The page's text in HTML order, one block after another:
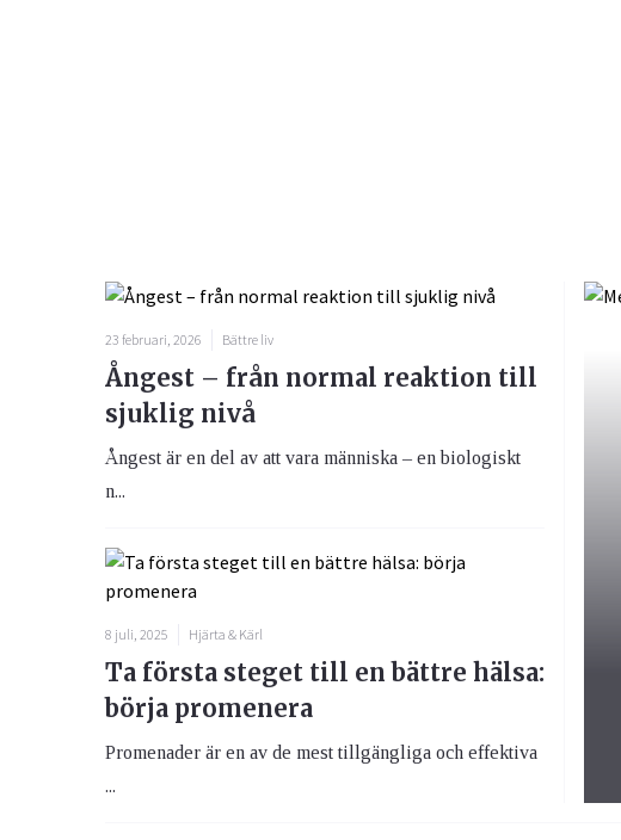
23 februari, 2026 Bättre liv
Ångest – från normal reaktion till
sjuklig nivå
Ångest är en del av att vara människa – en biologiskt
n...
8 juli, 2025 Hjärta & Kärl
Ta första steget till en bättre hälsa:
börja promenera
Promenader är en av de mest tillgängliga och effektiva
...